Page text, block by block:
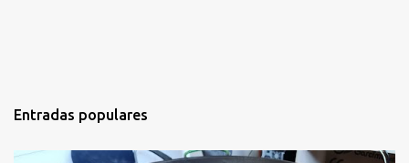
Entradas populares